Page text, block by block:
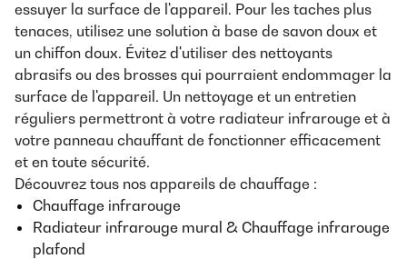
essuyer la surface de l'appareil. Pour les taches plus
tenaces, utilisez une solution à base de savon doux et
un chiffon doux. Évitez d'utiliser des nettoyants
abrasifs ou des brosses qui pourraient endommager la
surface de l'appareil. Un nettoyage et un entretien
réguliers permettront à votre radiateur infrarouge et à
votre panneau chauffant de fonctionner efficacement
et en toute sécurité.
Découvrez tous nos appareils de chauffage :
Chauffage infrarouge
Radiateur infrarouge mural & Chauffage infrarouge
plafond